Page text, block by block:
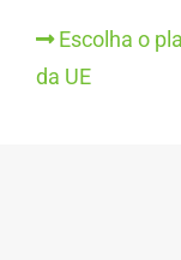
Escolha o
da UE